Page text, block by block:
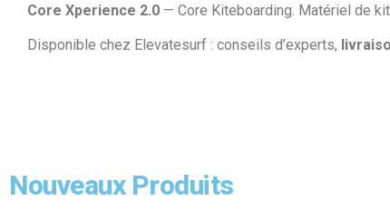
Core Xperience 2.0 — Core Kiteboarding. Matériel de
Disponible chez Elevatesurf : conseils d’experts,
Nouveaux Produits